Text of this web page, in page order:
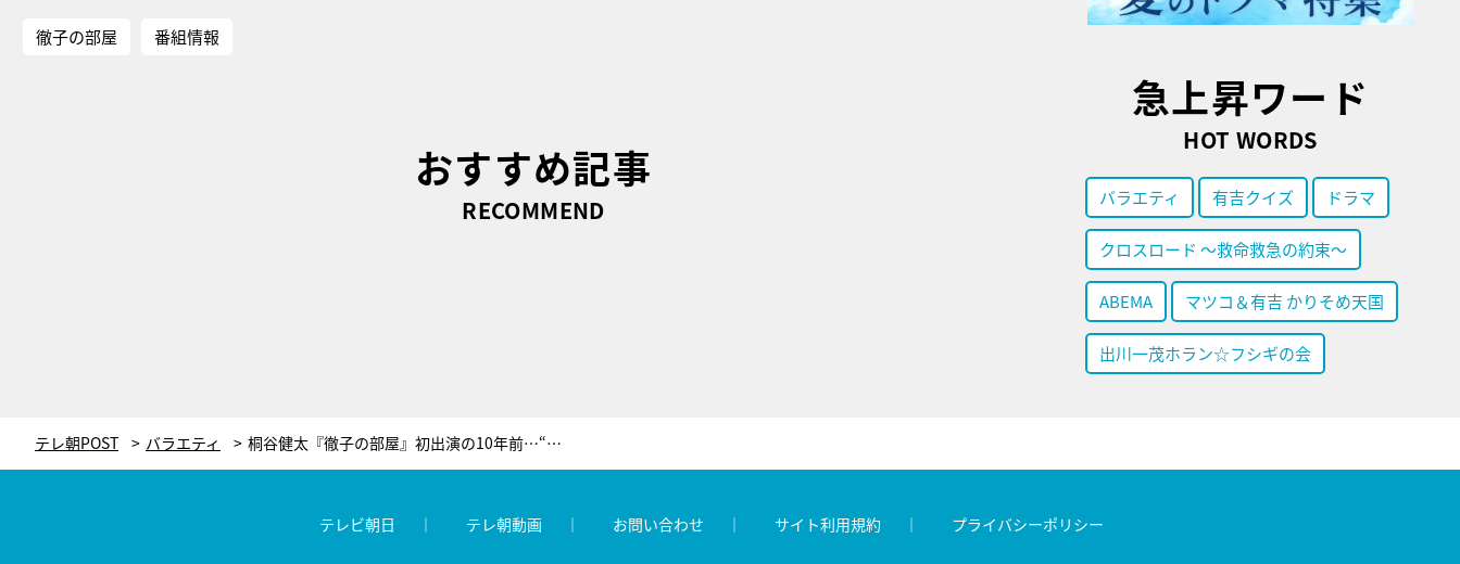
徹子の部屋 番組情報
おすすめ記事
RECOMMEND
急上昇ワード
HOT WORDS
バラエティ 有吉クイズ ドラマ
クロスロード ～救命救急の約束～
ABEMA マツコ＆有吉 かりそめ天国
出川一茂ホラン☆フシギの会
テレ朝POST バラエティ 桐谷健太『徹子の部屋』初出演の10年前…“歴史に残る”名場面を生み出していた！
テレビ朝日 テレ朝動画 お問い合わせ サイト利用規約 プライバシーポリシー